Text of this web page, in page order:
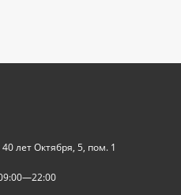
лет Октября, 5, пом. 1